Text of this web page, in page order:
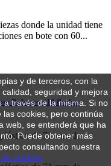
y de terceros, con la
seguridad y mejora
a través de la misma. Si no
cookies, pero continúa
web, se entenderá que ha
Puede obtener más
consultando nuestra
cookies
donde la unidad tiene
en bote con 60...
Bolsa con 10 flechas
de 71 mm de